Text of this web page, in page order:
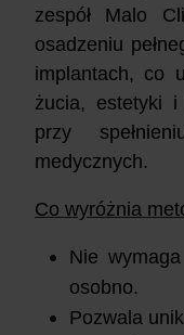
zespół Malo
osadzeniu
implantach, co
żucia, estetyki
przy
medycznych.
Co wyróżnia
Nie
osobno.
Pozwala